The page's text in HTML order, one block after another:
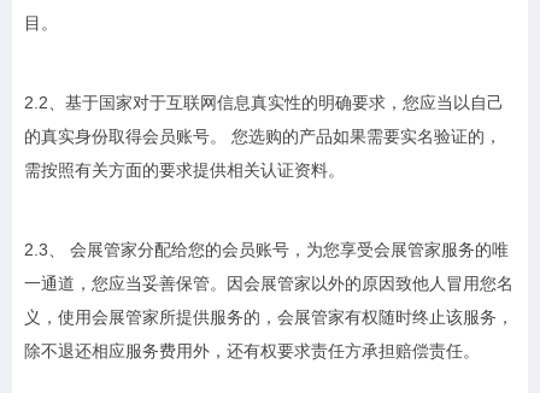
目。
2.2、基于国家对于互联网信息真实性的明确要求，您应当以自己
的真实身份取得会员账号。 您选购的产品如果需要实名验证的，
需按照有关方面的要求提供相关认证资料。
2.3、 会展管家分配给您的会员账号，为您享受会展管家服务的唯
一通道，您应当妥善保管。因会展管家以外的原因致他人冒用您名
义，使用会展管家所提供服务的，会展管家有权随时终止该服务，
除不退还相应服务费用外，还有权要求责任方承担赔偿责任。